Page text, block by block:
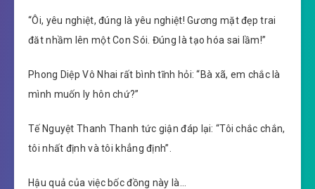
“Ôi, yêu nghiệt, đúng là yêu nghiệt! Gương mặt đẹp trai
đăt nhầm lên một Con Sói. Đúng là tạo hóa sai lầm!”
Phong Diệp Vô Nhai rất bình tĩnh hỏi: “Bà xã, em chắc là
mình muốn ly hôn chứ?”
Tế Nguyệt Thanh Thanh tức giận đáp lại: “Tôi chắc chắn,
tôi nhất định và tôi khẳng định”.
Hậu quả của việc bốc đồng này là…